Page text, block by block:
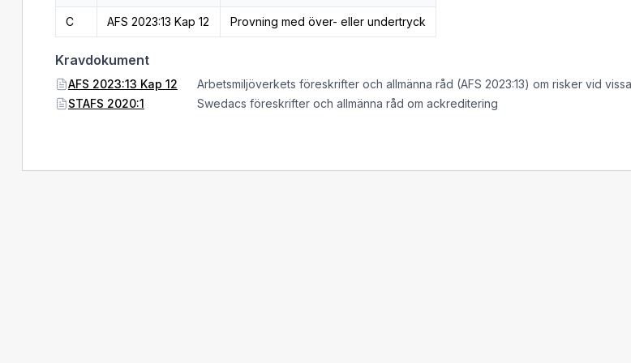
C AFS 2023:13 Kap 12 Provning med över- eller undertryck
Kravdokument
AFS 2023:13 Kap 12
Arbetsmiljöverkets föreskrifter och allmänna råd (AFS 2023:13) om risker vid
STAFS 2020:1
Swedacs föreskrifter och allmänna råd om ackreditering